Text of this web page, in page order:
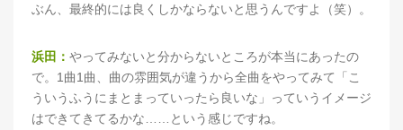
ぶん、最終的には良くしかならないと思うんですよ（笑）。
浜田： やってみないと分からないところが本当にあったの
で。1曲1曲、曲の雰囲気が違うから全曲をやってみて「こ
ういうふうにまとまっていったら良いな」っていうイメージ
はできてきてるかな……という感じですね。